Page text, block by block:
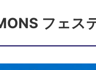
フェス